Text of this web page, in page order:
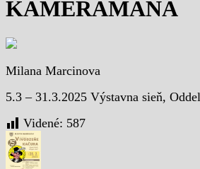
KAMERAMANA
Milana Marcinova
5.3 – 31.3.2025 Výstavna sieň,
Videné: 587